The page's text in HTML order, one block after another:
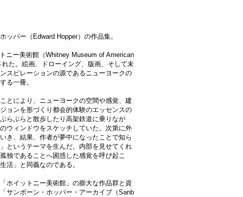
ッパー（Edward Hopper）​の作品集。
ニー美術館（Whitney Museum of American
た。絵画、ドローイング、版画、そして未
スピレーションの源であるニューヨークの
る一冊。
とにより、ニューヨークの空間や感覚、建
ョンを形づくり都会的体験のエッセンスの
らぶらと散歩したり高架鉄道に乗りなが
ウィンドウをスケッチしていた。次第に外
き、結果、作者が夢中になったことで知ら
というテーマを生んだ。内部を見せてくれ
独であることへ困惑した感覚を呼び起こ
活」と同義なのである。
ホイットニー美術館」の膨大な作品群と資
サンボーン・ホッパー・アーカイブ（Sanb